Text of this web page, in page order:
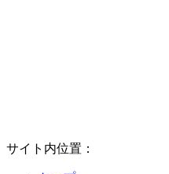
サイト内位置：